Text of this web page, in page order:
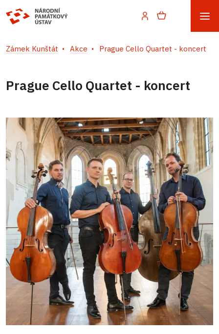
Zámek Kunštát Akce Prague Cello Quartet - koncert
Prague Cello Quartet - koncert